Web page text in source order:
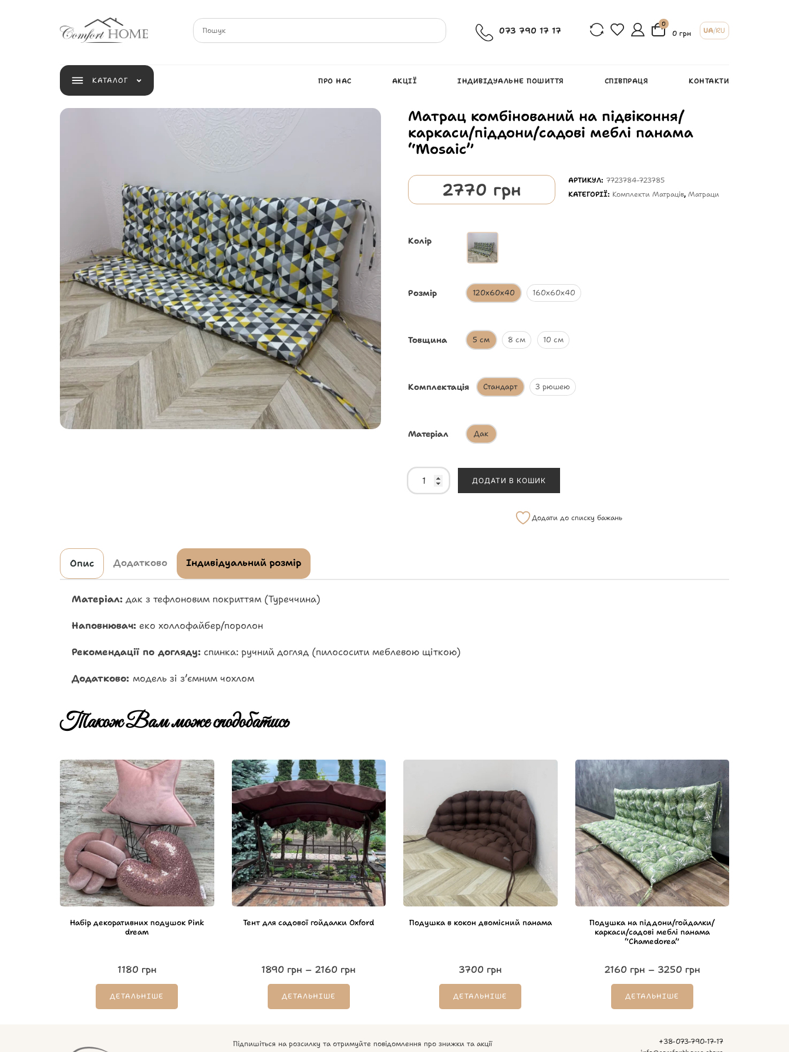
073 790 17 17
0
0 грн UA/RU
КАТАЛОГ ПРО НАС АКЦІЇ ІНДИВІДУАЛЬНЕ ПОШИТТЯ СПІВПРАЦЯ КОНТАКТИ
Матрац комбінований на підвіконня/
каркаси/піддони/садові меблі панама
“Mosaic”
2770 грн АРТИКУЛ: 7723784-723785
КАТЕГОРІЇ: Комплекти Матраців,Матраци
Колір
Розмір 120х60х40 160х60х40
Товщина 5 см 8 см 10 см
Комплектація Стандарт З рюшею
Матеріал Дак
ДОДАТИ В КОШИК
Додати до списку бажань
Опис Додатково Індивідуальний розмір
Матеріал: дак з тефлоновим покриттям (Туреччина)
Наповнювач: еко холлофайбер/поролон
Рекомендації по догляду: спинка: ручний догляд (пилососити меблевою щіткою)
Додатково: модель зі зʼємним чохлом
Також Вам може сподобатись
Набір декоративних подушок Pink
dream
1180 грн
ДЕТАЛЬНІШЕ
Тент для садової гойдалки Oxford
1890 грн – 2160 грн
ДЕТАЛЬНІШЕ
Подушка в кокон двомісний панама
3700 грн
ДЕТАЛЬНІШЕ
Подушка на піддони/гойдалки/
каркаси/садові меблі панама
“Chamedorea”
2160 грн – 3250 грн
ДЕТАЛЬНІШЕ
Підпишіться на розсилку та отримуйте повідомлення про знижки та акції
+38-073-790-17-17